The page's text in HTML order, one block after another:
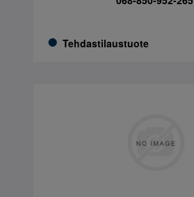
Tehdastilaustuote